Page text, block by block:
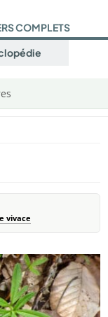
COMPLETS
vivace